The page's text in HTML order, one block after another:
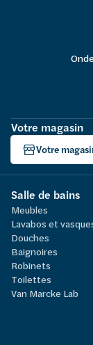
Votre magasin
Votre
Salle de bains
Meubles
Lavabos et
Douches
Baignoires
Robinets
Toilettes
Van Marcke Lab